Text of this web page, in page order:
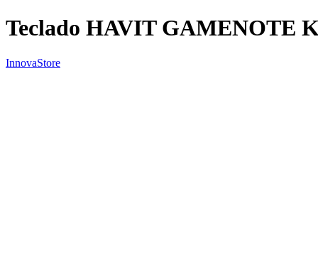
Teclado HAVIT GAMENOTE
InnovaStore